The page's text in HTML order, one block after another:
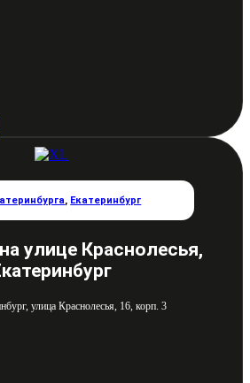
, Екатеринбург
улице Краснолесья,
улица Краснолесья, 16, корп. 3